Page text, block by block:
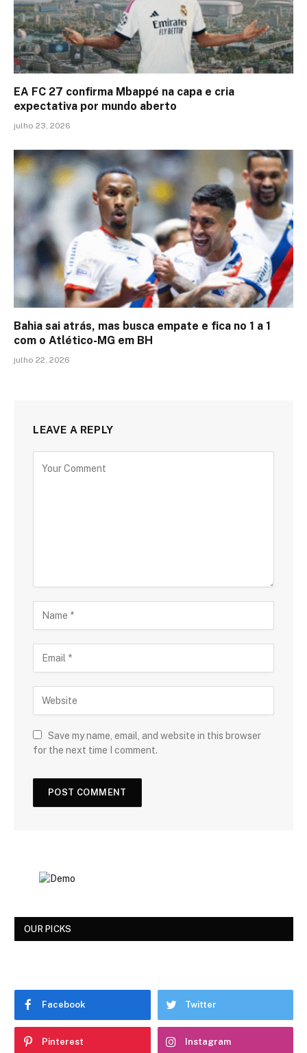
EA FC 27 confirma Mbappé na capa e cria
expectativa por mundo aberto
julho 23, 2026
Bahia sai atrás, mas busca empate e fica no 1 a 1
com o Atlético-MG em BH
julho 22, 2026
LEAVE A REPLY
Save my name, email, and website in this browser
for the next time I comment.
OUR PICKS
Facebook Twitter
Pinterest Instagram